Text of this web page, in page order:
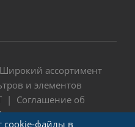
ассортимент
и элементов
| Соглашение об
в отношении
cookie-файлы в